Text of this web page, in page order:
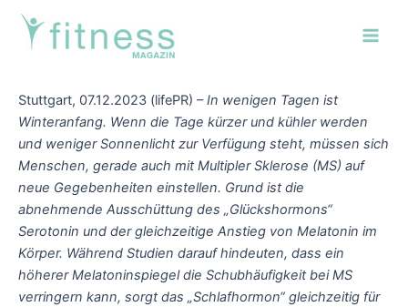
Zum
Inhalt
springen
Stuttgart, 07.12.2023 (lifePR) –In wenigen Tagen ist
Winteranfang. Wenn die Tage kürzer und kühler werden
und weniger Sonnenlicht zur Verfügung steht, müssen sich
Menschen, gerade auch mit Multipler Sklerose (MS) auf
neue Gegebenheiten einstellen. Grund ist die
abnehmende Ausschüttung des „Glückshormons“
Serotonin und der gleichzeitige Anstieg von Melatonin im
Körper. Während Studien darauf hindeuten, dass ein
höherer Melatoninspiegel die Schubhäufigkeit bei MS
verringern kann, sorgt das „Schlafhormon“ gleichzeitig für
Post
navigation